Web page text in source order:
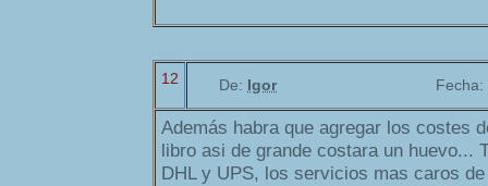
12 De: Igor Fecha:
Además habra que agregar los costes
libro asi de grande costara un huevo...
DHL y UPS, los servicios mas caros